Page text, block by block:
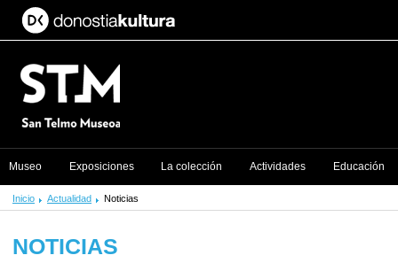
Inicio Actualidad Noticias
NOTICIAS
Museo Exposiciones La colección Actividades Educación